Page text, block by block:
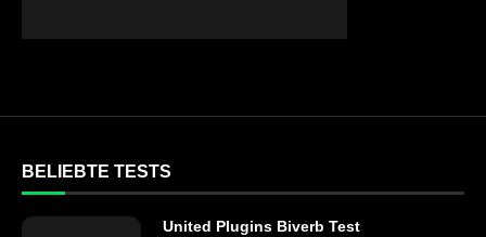
BELIEBTE TESTS
United Plugins Biverb Test